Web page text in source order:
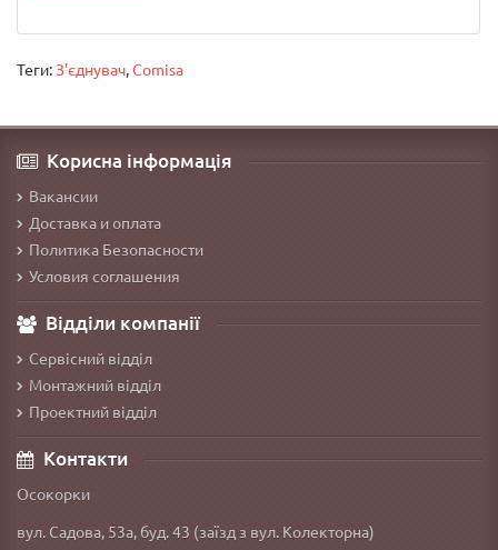
Теги:З'єднувач,Comisa
Корисна інформація
Вакансии
Доставка и оплата
Политика Безопасности
Условия соглашения
Відділи компанії
Сервісний відділ
Монтажний відділ
Проектний відділ
Контакти
Осокорки
вул. Садова, 53а, буд. 43 (заїзд з вул. Колекторна)